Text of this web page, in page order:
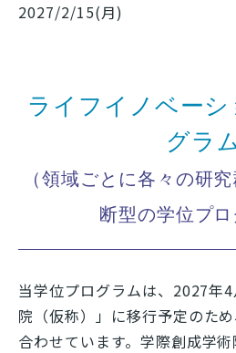
2027/2/15(月)
ライフイノベーシ
グラ
（領域ごとに各々の研
断型の学位プロ
当学位プログラムは、 2027年4
院（仮称）」に移行予定のた
合わせています。学際創成学